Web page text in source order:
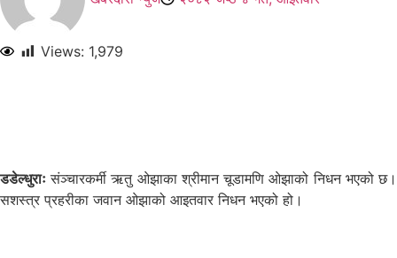
Views: 1,979
डडेल्धुराः संञ्चारकर्मी ऋतु ओझाका श्रीमान चूडामणि ओझाको निधन भएको छ।
सशस्त्र प्रहरीका जवान ओझाको आइतवार निधन भएको हो।